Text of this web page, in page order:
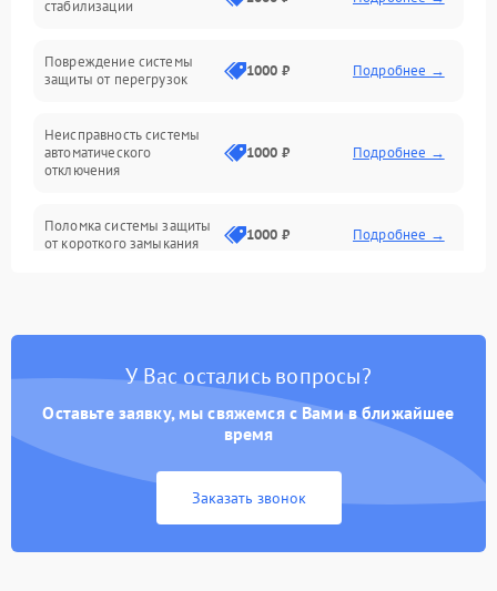
Электропитание
Механика
Корпус/Герметичность
стабилизации
Повреждение системы
защиты от перегрузок
1000 ₽ Подробнее →
Неисправность системы
автоматического
отключения
1000 ₽ Подробнее →
Поломка системы защиты
от короткого замыкания
1000 ₽ Подробнее →
Неисправность системы
перенапряжения
1000 ₽ Подробнее →
Неисправность системы
защиты от замыкания
1000 ₽
защиты от перегрева
У Вас остались вопросы?
Оставьте заявку, мы свяжемся с Вами в ближайшее
время
Заказать звонок